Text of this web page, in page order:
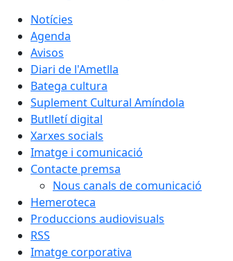
Notícies
Agenda
Avisos
Diari de l'Ametlla
Batega cultura
Suplement Cultural Amíndola
Butlletí digital
Xarxes socials
Imatge i comunicació
Contacte premsa
Nous canals de comunicació
Hemeroteca
Produccions audiovisuals
RSS
Imatge corporativa